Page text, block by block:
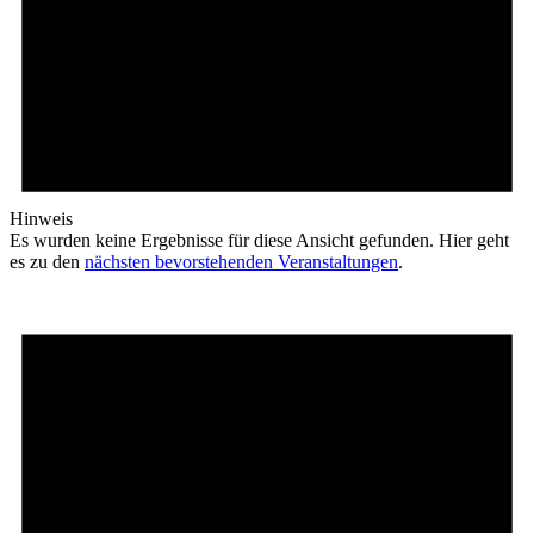
Hinweis
Es wurden keine Ergebnisse für diese Ansicht gefunden. Hier geht
es zu den nächsten bevorstehenden Veranstaltungen.